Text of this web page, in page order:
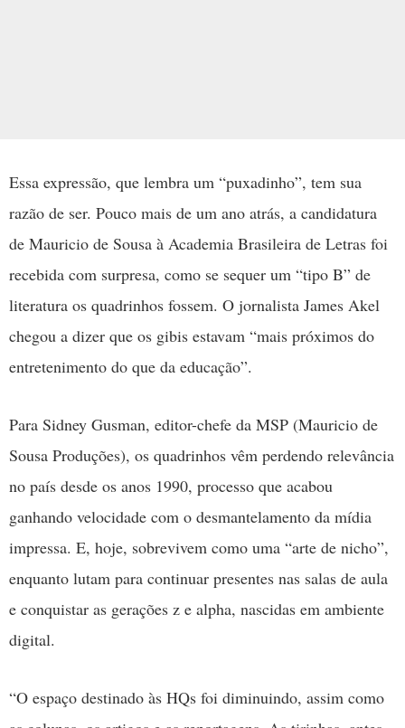
Essa expressão, que lembra um “puxadinho”, tem sua
razão de ser. Pouco mais de um ano atrás, a candidatura
de Mauricio de Sousa à Academia Brasileira de Letras foi
recebida com surpresa, como se sequer um “tipo B” de
literatura os quadrinhos fossem. O jornalista James Akel
chegou a dizer que os gibis estavam “mais próximos do
entretenimento do que da educação”.
Para Sidney Gusman, editor-chefe da MSP (Mauricio de
Sousa Produções), os quadrinhos vêm perdendo relevância
no país desde os anos 1990, processo que acabou
ganhando velocidade com o desmantelamento da mídia
impressa. E, hoje, sobrevivem como uma “arte de nicho”,
enquanto lutam para continuar presentes nas salas de aula
e conquistar as gerações z e alpha, nascidas em ambiente
digital.
“O espaço destinado às HQs foi diminuindo, assim como